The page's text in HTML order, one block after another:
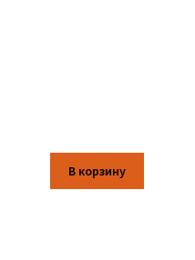
В корзину